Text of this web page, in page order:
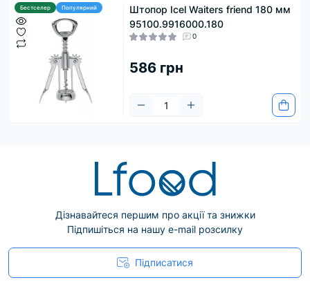
Бестселер Популярний
Штопор Icel Waiters friend 180 мм
95100.9916000.180
0
586 грн
Дізнавайтеся першим про акції та знижки
Підпишіться на нашу e-mail розсилку
Підписатися